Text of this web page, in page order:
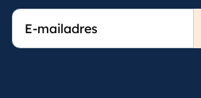
E-
mailadres